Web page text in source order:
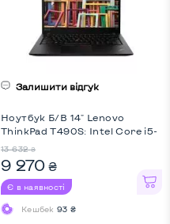
Залишити відгук
Ноутбук Б/В 14" Lenovo
ThinkPad T490S: Intel Core i5-
13 632 ₴
9 270 ₴
Є в наявності
Кешбек 93 ₴